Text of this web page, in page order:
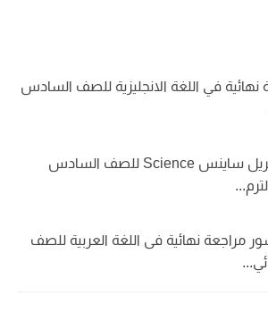
نهائية في اللغة الانجليزية للصف السادس
مراجعة شهر ابريل ساينس Science للصف السادس
مراجعة نهائية فى اللغة العربية للصف